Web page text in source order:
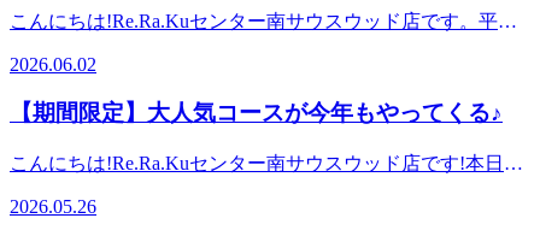
吉駅からもアクセスしやすい!≪場所≫センター南駅1番出口
ッド)3Fお気軽にご来店ください。
体ファンにも気持ちいいと大好評!話題のオリジナル「肩甲
ケア始めませんか?≪アクセス≫最寄駅:横浜市営地下鉄ブル
み野駅、中山駅、仲町台駅、日吉駅からもアクセスしやす
茅ケ崎中央6-1Southwood(サウスウッド)3Fお気軽にご来店く
くいといった不調につながることもあります。お疲れや不調
を感じる前からケアをすることがおススメです☆夏を快適に
過ごせるように、今から身体のケアを始めてみませんか？本
日も皆様のご来店をスタッフ一同心よりお待ちしておりま
す。直近の予約状況は、土日祝が特に人気です!平日も埋ま
りやすい時間帯はありますが比較的空きがあります!※ご予
わせください。リラクゼーションスタジオマッサージ・整体
こんにちは!Re.Ra.Kuセンター南サウスウッド店です。平素
響により豪雨や強い風が予想されるため、お客様の安全を考
慮し明日6/3(水)の営業を12時からとさせていただくことにな
りました。また交通状況によってはさらに営業時間の変更が
が、どうかご理解賜りますようお願い申し上げます。また、
ご予約はネットから24時間承ることが可能です。空き状況の
2026.06.02
【期間限定】大人気コースが今年もやってくる♪
こんにちは!Re.Ra.Kuセンター南サウスウッド店です!本日は
知らせです☆【爽快ヘッドスパ】-5℃の炭酸泡をつけて目や
2026.05.26